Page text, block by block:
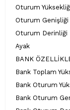
Oturum
Oturum Genişliği
Oturum Derinliği
Ayak
BANK
Bank Toplam
Bank Oturum
Bank Oturum